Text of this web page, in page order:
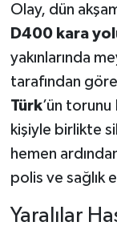
Olay, dün
D400 kara
yakınlarında
tarafından
Türk’ün torunu
kişiyle birlikte
hemen
polis ve sağlık
Yaralılar